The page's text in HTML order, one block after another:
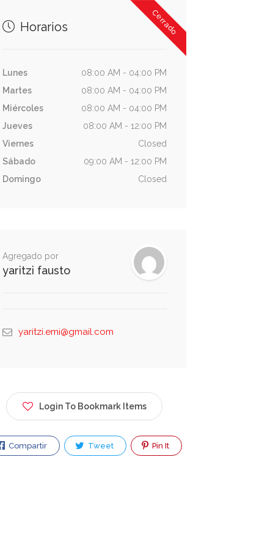
Cerrado
Horarios
Lunes
08:00 AM - 04:00 PM
Martes
08:00 AM - 04:00 PM
Miércoles
08:00 AM - 04:00 PM
Jueves
08:00 AM - 12:00 PM
Viernes
Closed
Sábado
09:00 AM - 12:00 PM
Domingo
Closed
Agregado por
yaritzi fausto
yaritzi.emi@gmail.com
Login To Bookmark Items
Compartir Tweet Pin It